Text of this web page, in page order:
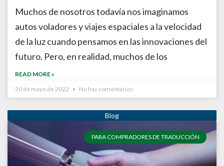
Muchos de nosotros todavía nos imaginamos
autos voladores y viajes espaciales a la velocidad
de la luz cuando pensamos en las innovaciones del
futuro. Pero, en realidad, muchos de los
READ MORE »
20 de mayo de 2022
No hay comentarios
PARA COMPRADORES DE TRADUCCIÓN